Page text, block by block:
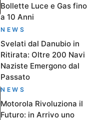
Bollette Luce e Gas fino
a 10 Anni
NEWS
Svelati dal Danubio in
Ritirata: Oltre 200 Navi
Naziste Emergono dal
Passato
NEWS
Motorola Rivoluziona il
Futuro: in Arrivo uno